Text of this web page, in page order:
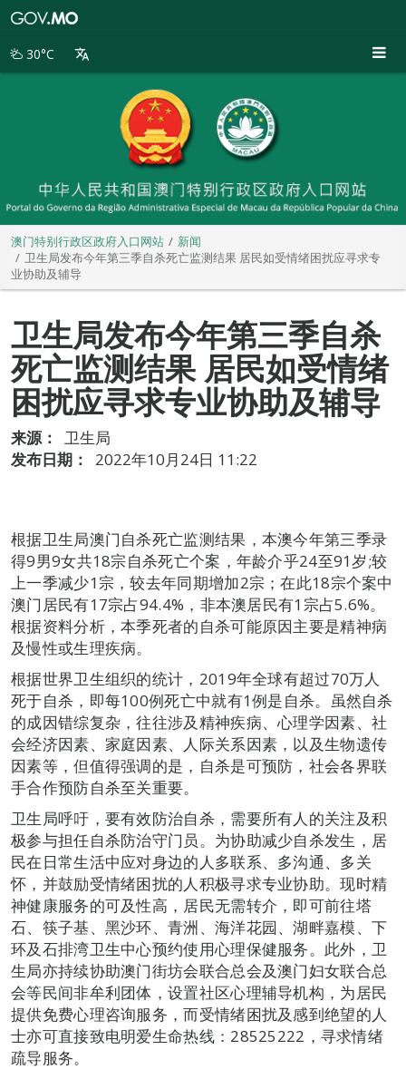
别
30°C
澳门特别行政区政府入口网站
新闻
卫生局发布今年第三季自杀死亡监测结果 居民如受情绪困扰应寻求专
业协助及辅导
卫生局发布今年第三季自杀
死亡监测结果 居民如受情绪
困扰应寻求专业协助及辅导
来源：
卫生局
发布日期：
2022年10月24日 11:22
根据卫生局澳门自杀死亡监测结果，本澳今年第三季录
得9男9女共18宗自杀死亡个案，年龄介乎24至91岁;较
上一季减少1宗，较去年同期增加2宗；在此18宗个案中
澳门居民有17宗占94.4%，非本澳居民有1宗占5.6%。
根据资料分析，本季死者的自杀可能原因主要是精神病
及慢性或生理疾病。
根据世界卫生组织的统计，2019年全球有超过70万人
死于自杀，即每100例死亡中就有1例是自杀。虽然自杀
的成因错综复杂，往往涉及精神疾病、心理学因素、社
会经济因素、家庭因素、人际关系因素，以及生物遗传
因素等，但值得强调的是，自杀是可预防，社会各界联
手合作预防自杀至关重要。
卫生局呼吁，要有效防治自杀，需要所有人的关注及积
极参与担任自杀防治守门员。为协助减少自杀发生，居
民在日常生活中应对身边的人多联系、多沟通、多关
怀，并鼓励受情绪困扰的人积极寻求专业协助。现时精
神健康服务的可及性高，居民无需转介，即可前往塔
石、筷子基、黑沙环、青洲、海洋花园、湖畔嘉模、下
环及石排湾卫生中心预约使用心理保健服务。此外，卫
生局亦持续协助澳门街坊会联合总会及澳门妇女联合总
会等民间非牟利团体，设置社区心理辅导机构，为居民
提供免费心理咨询服务，而受情绪困扰及感到绝望的人
士亦可直接致电明爱生命热线：28525222，寻求情绪
疏导服务。